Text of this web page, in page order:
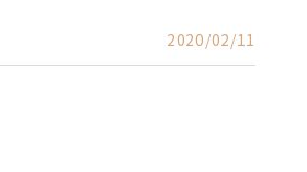
2020/02/11